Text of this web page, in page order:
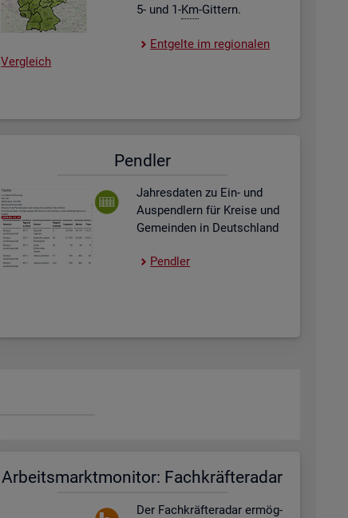
5- und 1-Km-Git­tern.
Ent­gel­te im re­gio­na­len
Ver­gleich
Pend­ler
Jah­res­da­ten zu Ein- und
Aus­pend­lern für Krei­se und
Ge­mein­den in Deutsch­land
Pend­ler
Ar­beits­markt­mo­ni­tor: Fach­kräf­te­ra­dar
Der Fach­kräf­te­ra­dar er­mög­